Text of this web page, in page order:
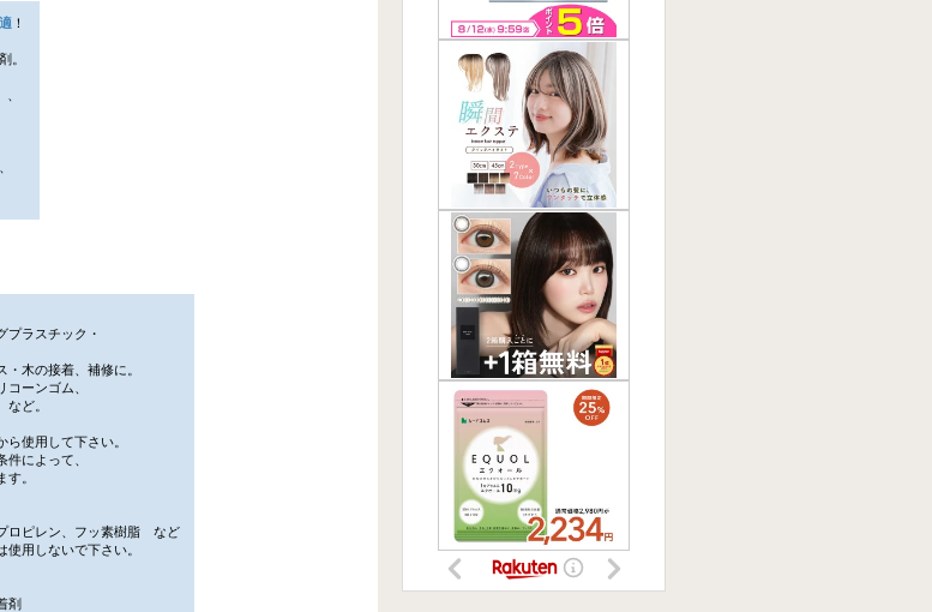
！
。
ラスチック・
木の接着、補修に。
ーンゴム、
ど。
使用して下さい。
によって、
。
ロピレン、フッ素樹脂 など
用しないで下さい。
剤